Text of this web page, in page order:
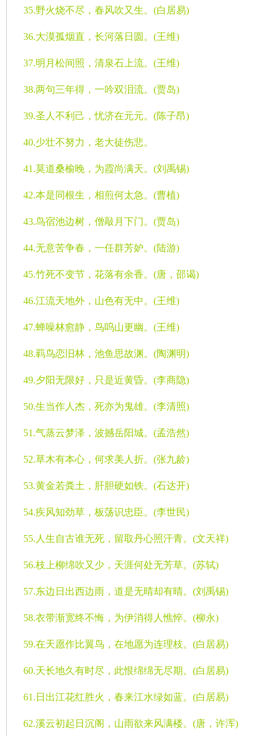
35.野火烧不尽，春风吹又生。 (白居易)
36.大漠孤烟直，长河落日圆。 (王维)
37.明月松间照，清泉石上流。 (王维)
38.两句三年得，一吟双泪流。 (贾岛)
39.圣人不利己，忧济在元元。 (陈子昂)
40.少壮不努力，老大徒伤悲。
41.莫道桑榆晚，为霞尚满天。 (刘禹锡)
42.本是同根生，相煎何太急。 (曹植)
43.鸟宿池边树，僧敲月下门。 (贾岛)
44.无意苦争春，一任群芳妒。 (陆游)
45.竹死不变节，花落有余香。 (唐，邵谒)
46.江流天地外，山色有无中。 (王维)
47.蝉噪林愈静，鸟呜山更幽。 (王维)
48.羁鸟恋旧林，池鱼思故渊。 (陶渊明)
49.夕阳无限好，只是近黄昏。 (李商隐)
50.生当作人杰，死亦为鬼雄。 (李清照)
51.气蒸云梦泽，波撼岳阳城。 (孟浩然)
52.草木有本心，何求美人折。 (张九龄)
53.黄金若粪土，肝胆硬如铁。 (石达开)
54.疾风知劲草，板荡识忠臣。 (李世民)
55. 人生自古谁无死，留取丹心照汗青。 (文天祥)
56.枝上柳绵吹又少，天涯何处无芳草。 (苏轼)
57.东边日出西边雨，道是无晴却有晴。 (刘禹锡)
58.衣带渐宽终不悔，为伊消得人憔悴。 (柳永)
59.在天愿作比翼鸟，在地愿为连理枝。 (白居易)
60.天长地久有时尽，此恨绵绵无尽期。 (白居易)
61. 日出江花红胜火，春来江水绿如蓝。 (白居易)
62.溪云初起日沉阁，山雨欲来风满楼。 (唐，许浑)